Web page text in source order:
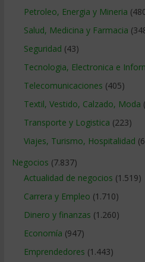
Petroleo, Energia y Mineria
Salud, Medicina y Farmacia
Seguridad (43)
Tecnologia, Electronica e
Telecomunicaciones (405)
Textil, Vestido, Calzado, Moda
Transporte y Logistica (223)
Viajes, Turismo, Hospitalidad
Negocios (7.837)
Actualidad de negocios (1.519)
Carrera y Empleo (1.710)
Dinero y finanzas (1.260)
Economía (947)
Emprendedores (1.443)